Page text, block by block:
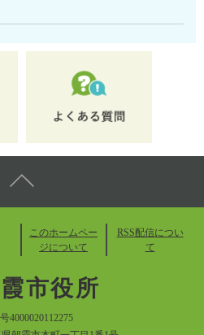
このホームペー
ジについて
RSS配信につい
て
市役所
4000020112275